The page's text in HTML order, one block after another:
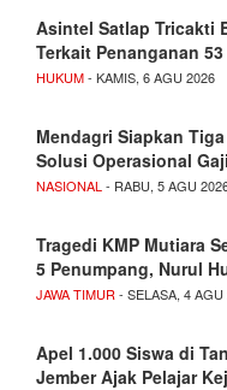
Asintel Satlap Tricakti
Terkait Penanganan
HUKUM- KAMIS, 6 AGU 2026
Mendagri Siapkan
Solusi Operasional
NASIONAL - RABU, 5 AGU
Tragedi KMP Mutiara
5 Penumpang, Nurul
JAWA TIMUR - SELASA, 4 AGU
Apel 1.000 Siswa di
Jember Ajak Pelajar